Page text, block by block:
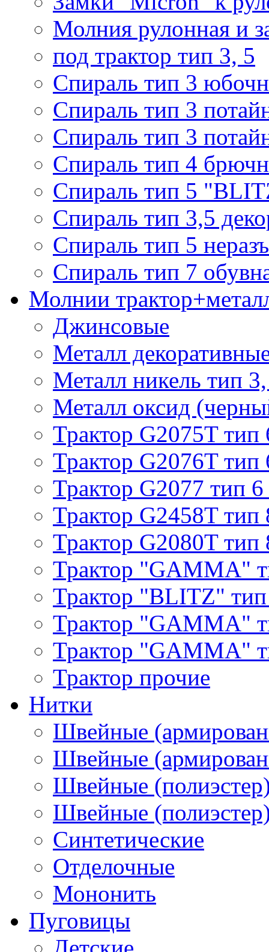
Молния рулонная и
под трактор тип 3, 5
Спираль тип 3
Спираль тип 3
Спираль тип 3
Спираль тип 4
Спираль тип 5
Спираль тип 3,5
Спираль тип 5
Спираль тип 7
Молнии
Джинсовые
Металл
Металл никель тип
Металл оксид
Трактор G2075T тип
Трактор G2076T тип
Трактор G2077 тип 6
Трактор G2458T тип
Трактор G2080T тип
Трактор "GAMMA"
Трактор "BLITZ"
Трактор "GAMMA"
Трактор "GAMMA"
Трактор прочие
Нитки
Швейные
Швейные
Швейные
Швейные
Синтетические
Отделочные
Мононить
Пуговицы